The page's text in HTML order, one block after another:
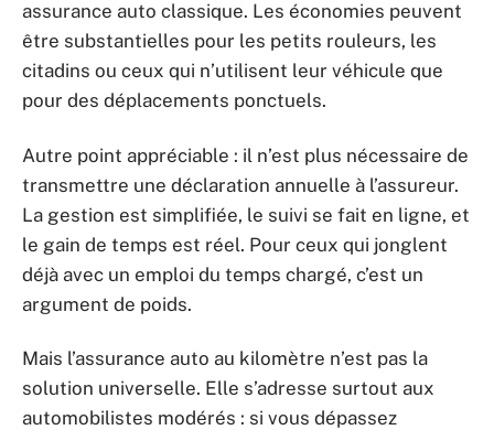
assurance auto classique. Les économies peuvent
être substantielles pour les petits rouleurs, les
citadins ou ceux qui n’utilisent leur véhicule que
pour des déplacements ponctuels.
Autre point appréciable : il n’est plus nécessaire de
transmettre une déclaration annuelle à l’assureur.
La gestion est simplifiée, le suivi se fait en ligne, et
le gain de temps est réel. Pour ceux qui jonglent
déjà avec un emploi du temps chargé, c’est un
argument de poids.
Mais l’assurance auto au kilomètre n’est pas la
solution universelle. Elle s’adresse surtout aux
automobilistes modérés : si vous dépassez